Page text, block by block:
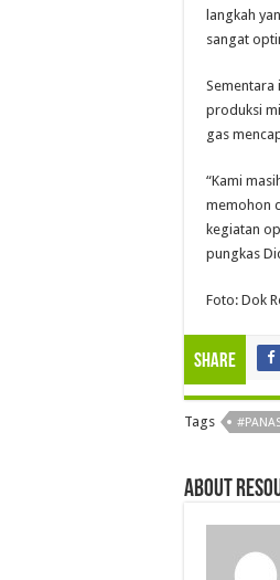
langkah
sangat
Sementara
produksi
gas
“Kami
memohon
kegiatan
pungkas
Foto: Dok
Share
Tags
About